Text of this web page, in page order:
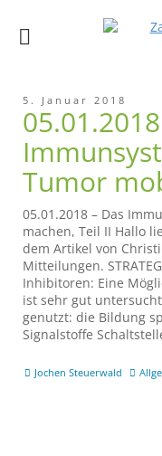
5. Januar 2018
Tumor
05.01.2018 – Das
machen, Teil II Hallo
dem Artikel von
Mitteilungen.
Inhibitoren: Eine
ist sehr gut
genutzt: die Bildung
Signalstoffe
Jochen Steuerwald